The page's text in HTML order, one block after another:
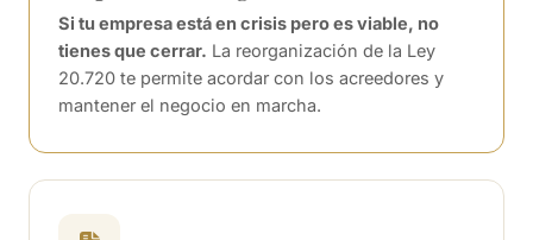
Si tu empresa está en crisis pero es viable, no
tienes que cerrar. La reorganización de la Ley
20.720 te permite acordar con los acreedores y
mantener el negocio en marcha.